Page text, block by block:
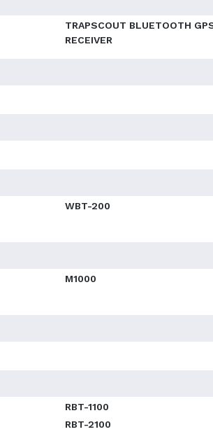
TRAPSCOUT BLUETOOTH
RECEIVER
WBT-200
M1000
RBT-1100
RBT-2100